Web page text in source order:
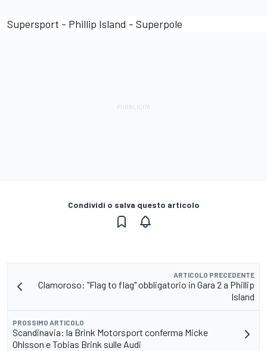
Supersport - Phillip Island - Superpole
Condividi o salva questo articolo
ARTICOLO PRECEDENTE
Clamoroso: "Flag to flag" obbligatorio in Gara 2 a Phillip
Island
PROSSIMO ARTICOLO
Scandinavia: la Brink Motorsport conferma Micke
Ohlsson e Tobias Brink sulle Audi